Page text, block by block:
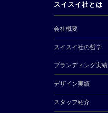
スイスイ社とは
会社概要
スイスイ社の哲学
ブランディング実績
デザイン実績
スタッフ紹介